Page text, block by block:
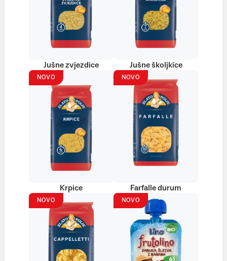
Jušne zvjezdice Jušne školjkice
NOVO
Krpice
NOVO
Farfalle durum
NOVO NOVO